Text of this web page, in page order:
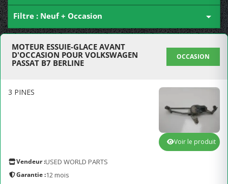
Filtre : Neuf + Occasion 
MOTEUR ESSUIE-GLACE AVANT
D'OCCASION POUR VOLKSWAGEN
PASSAT B7 BERLINE
OCCASION
3 PINES
Vendeur :USED WORLD PARTS
Garantie :12 mois
Voir le produit